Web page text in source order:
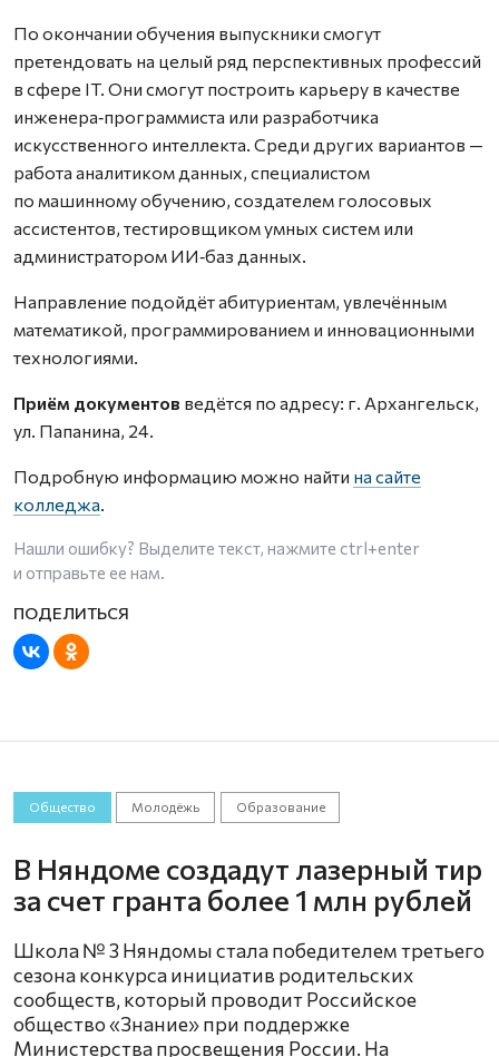
По окончании обучения выпускники смогут
претендовать на целый ряд перспективных профессий
в сфере IT. Они смогут построить карьеру в качестве
инженера‑программиста или разработчика
искусственного интеллекта. Среди других вариантов —
работа аналитиком данных, специалистом
по машинному обучению, создателем голосовых
ассистентов, тестировщиком умных систем или
администратором ИИ‑баз данных.
Направление подойдёт абитуриентам, увлечённым
математикой, программированием и инновационными
технологиями.
Приём документов ведётся по адресу: г. Архангельск,
ул. Папанина, 24.
Подробную информацию можно найти на сайте
колледжа.
Нашли ошибку? Выделите текст, нажмите ctrl+enter
и отправьте ее нам.
Общество Молодёжь Образование
В Няндоме создадут лазерный тир
за счет гранта более 1 млн рублей
Школа № 3 Няндомы стала победителем третьего
сезона конкурса инициатив родительских
сообществ, который проводит Российское
общество «Знание» при поддержке
Министерства просвещения России. На